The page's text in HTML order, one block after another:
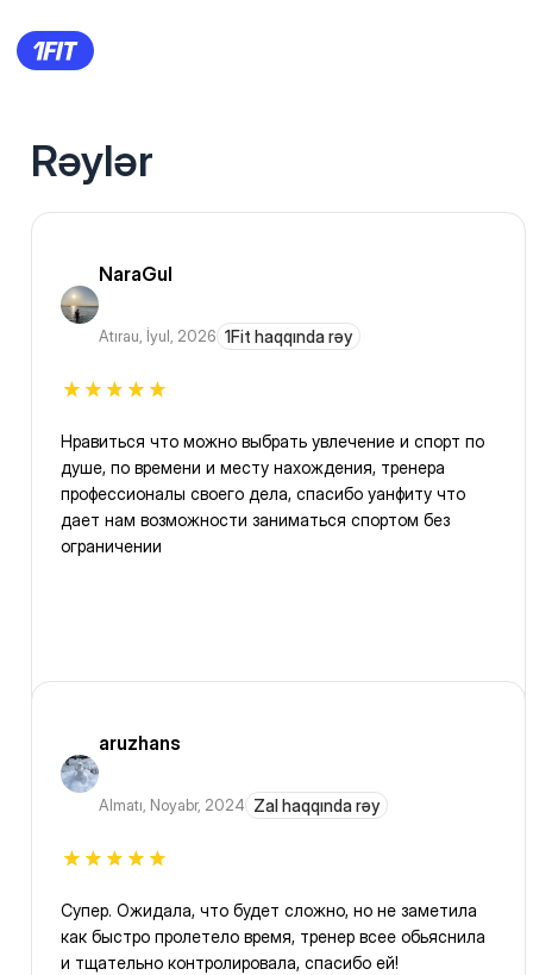
Rəylər
NaraGul
Atırau, İyul, 2026 1Fit haqqında rəy
Нравиться что можно выбрать увлечение и спорт по
душе, по времени и месту нахождения, тренера
профессионалы своего дела, спасибо уанфиту что
дает нам возможности заниматься спортом без
ограничении
aruzhans
Almatı, Noyabr, 2024 Zal haqqında rəy
Супер. Ожидала, что будет сложно, но не заметила
как быстро пролетело время, тренер всее обьяснила
и тщательно контролировала, спасибо ей!